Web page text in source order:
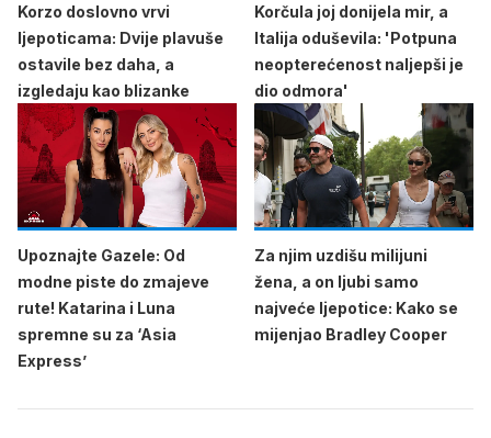
Korzo doslovno vrvi
ljepoticama: Dvije plavuše
ostavile bez daha, a
izgledaju kao blizanke
Korčula joj donijela mir, a
Italija oduševila: 'Potpuna
neopterećenost naljepši je
dio odmora'
Upoznajte Gazele: Od
modne piste do zmajeve
rute! Katarina i Luna
spremne su za ‘Asia
Express’
Za njim uzdišu milijuni
žena, a on ljubi samo
najveće ljepotice: Kako se
mijenjao Bradley Cooper